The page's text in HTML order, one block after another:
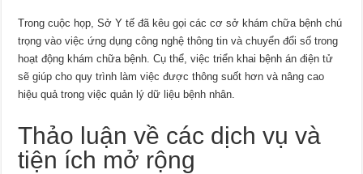
Trong cuộc họp, Sở Y tế đã kêu gọi các cơ sở khám chữa bệnh chú
trọng vào việc ứng dụng công nghệ thông tin và chuyển đổi số trong
hoạt động khám chữa bệnh. Cụ thể, việc triển khai bệnh án điện tử
sẽ giúp cho quy trình làm việc được thông suốt hơn và nâng cao
hiệu quả trong việc quản lý dữ liệu bệnh nhân.
Thảo luận về các dịch vụ và
tiện ích mở rộng